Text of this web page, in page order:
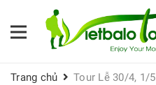
Trang chủ Tour Lễ 30/4, 1/5